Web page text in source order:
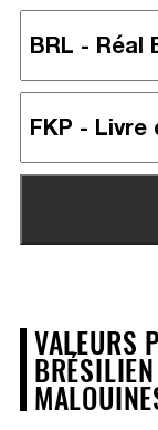
VALEURS